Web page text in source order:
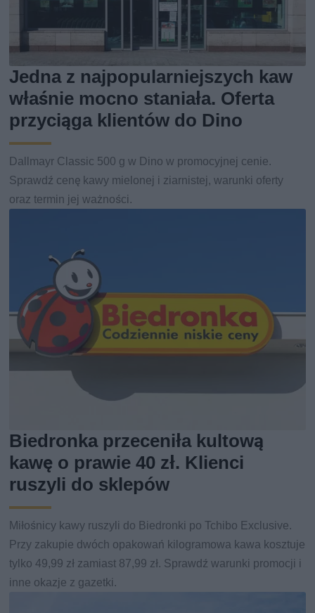
Jedna z najpopularniejszych kaw
właśnie mocno staniała. Oferta
przyciąga klientów do Dino
Dallmayr Classic 500 g w Dino w promocyjnej cenie.
Sprawdź cenę kawy mielonej i ziarnistej, warunki oferty
oraz termin jej ważności.
Biedronka przeceniła kultową
kawę o prawie 40 zł. Klienci
ruszyli do sklepów
Miłośnicy kawy ruszyli do Biedronki po Tchibo Exclusive.
Przy zakupie dwóch opakowań kilogramowa kawa kosztuje
tylko 49,99 zł zamiast 87,99 zł. Sprawdź warunki promocji i
inne okazje z gazetki.